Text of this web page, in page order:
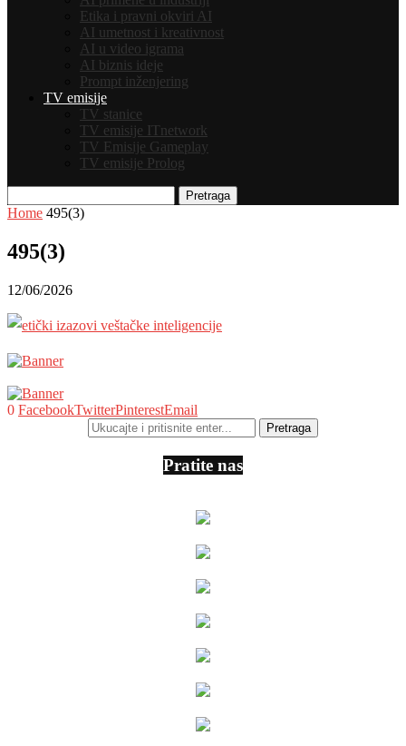
Etika i pravni okviri AI
AI umetnost i kreativnost
AI u video igrama
AI biznis ideje
Prompt inženjering
TV emisije
TV stanice
TV emisije ITnetwork
TV Emisije Gameplay
TV emisije Prolog
Pretraga
Home 495(3)
495(3)
12/06/2026
0 FacebookTwitterPinterestEmail
Pratite nas